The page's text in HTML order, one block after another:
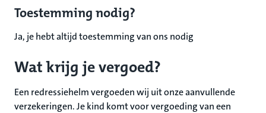
Toestemming nodig?
Ja, je hebt altijd toestemming van ons nodig
Wat krijg je vergoed?
Een redressiehelm vergoeden wij uit onze aanvullende
verzekeringen. Je kind komt voor vergoeding van een